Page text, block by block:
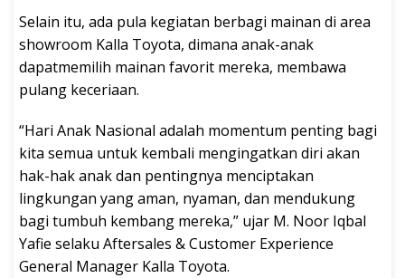
Selain itu, ada pula kegiatan berbagi mainan di area
showroom Kalla Toyota, dimana anak-anak
dapatmemilih mainan favorit mereka, membawa
pulang keceriaan.
“Hari Anak Nasional adalah momentum penting bagi
kita semua untuk kembali mengingatkan diri akan
hak-hak anak dan pentingnya menciptakan
lingkungan yang aman, nyaman, dan mendukung
bagi tumbuh kembang mereka,” ujar M. Noor Iqbal
Yafie selaku Aftersales & Customer Experience
General Manager Kalla Toyota.